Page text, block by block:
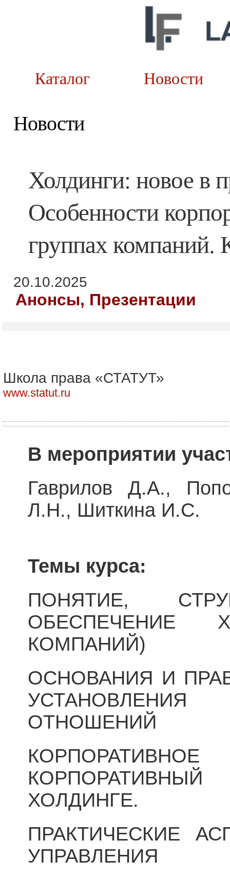
Каталог
Новости
Холдинги: новое в
Особенности
группах компаний.
20.10.2025
Анонсы, Презентации
Школа права «СТАТУТ»
www.statut.ru
В мероприятии
Гаврилов Д.А.,
Л.Н., Шиткина И.С.
Темы курса:
ПОНЯТИЕ,
ОБЕСПЕЧЕНИЕ
КОМПАНИЙ)
ОСНОВАНИЯ И
ОТНОШЕНИЙ
ХОЛДИНГЕ.
ПРАКТИЧЕСКИЕ
УПРАВЛЕНИЯ